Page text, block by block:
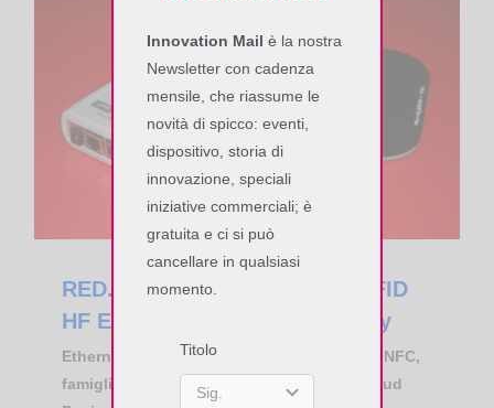
RED.MR80.FLY-E Controller RFID
HF Ethernet RedWave SmartFly
Ethernet Mid Range Controller RFID HF ed NFC,
famiglia RedWave Smart FlyBoard Web Cloud
Innovation Mail è la nostra
Newsletter con cadenza
mensile, che riassume le
novità di spicco: eventi,
dispositivo, storia di
innovazione, speciali
iniziative commerciali; è
gratuita e ci si può
cancellare in qualsiasi
momento.
Titolo